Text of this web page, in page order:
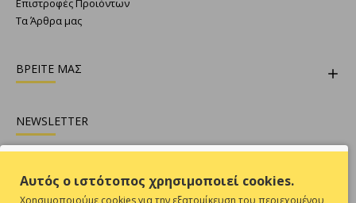
Επιστροφές Προιόντων
Τα Άρθρα μας
ΒΡΕΙΤΕ ΜΑΣ
NEWSLETTER
Θες να είσαι ενήμερος για όλες τις προσφορές ;
Εγγραφή
Αυτός ο ιστότοπος χρησιμοποιεί cookies.
Χρησιμοποιούμε cookies για την εξατομίκευση του περιεχομένου,